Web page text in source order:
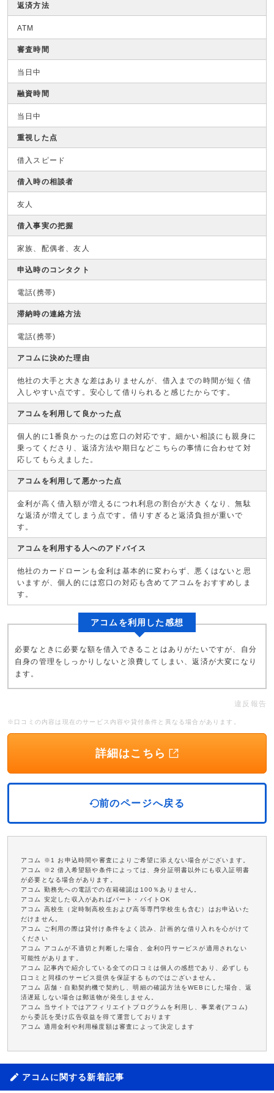
返済方法
ATM
審査時間
当日中
融資時間
当日中
重視した点
借入スピード
借入時の相談者
友人
借入事実の把握
家族、配偶者、友人
申込時のコンタクト
電話(携帯)
滞納時の連絡方法
電話(携帯)
アコムに決めた理由
他社の大手と大きな差はありませんが、借入までの時間が短く借
入しやすい点です。安心して借りられると感じたからです。
アコムを利用して良かった点
個人的に1番良かったのは窓口の対応です。細かい相談にも親身に
乗ってくださり、返済方法や期日などこちらの事情に合わせて対
応してもらえました。
アコムを利用して悪かった点
金利が高く借入額が増えるにつれ利息の割合が大きくなり、無駄
な返済が増えてしまう点です。借りすぎると返済負担が重いで
す。
アコムを利用する人へのアドバイス
他社のカードローンも金利は基本的に変わらず、悪くはないと思
いますが、個人的には窓口の対応も含めてアコムをおすすめしま
す。
アコムを利用した感想
必要なときに必要な額を借入できることはありがたいですが、自分
自身の管理をしっかりしないと浪費してしまい、返済が大変になり
ます。
違反報告
※口コミの内容は現在のサービス内容や貸付条件と異なる場合があります。
詳細はこちら
前のページへ戻る
アコム ※1 お申込時間や審査によりご希望に添えない場合がございます。
アコム ※2 借入希望額や条件によっては、身分証明書以外にも収入証明書
が必要となる場合があります。
アコム 勤務先への電話での在籍確認は100％ありません。
アコム 安定した収入があればパート・バイトOK
アコム 高校生（定時制高校生および高等専門学校生も含む）はお申込いた
だけません。
アコム ご利用の際は貸付け条件をよく読み、計画的な借り入れを心がけて
ください
アコム アコムが不適切と判断した場合、金利0円サービスが適用されない
可能性があります。
アコム 記事内で紹介している全ての口コミは個人の感想であり、必ずしも
口コミと同様のサービス提供を保証するものではございません。
アコム 店舗・自動契約機で契約し、明細の確認方法をWEBにした場合、返
済遅延しない場合は郵送物が発生しません。
アコム 当サイトではアフィリエイトプログラムを利用し、事業者(アコム)
から委託を受け広告収益を得て運営しております
アコム 適用金利や利用極度額は審査によって決定します
アコムに関する新着記事